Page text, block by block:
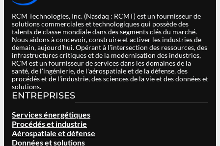
RCM Technologies, Inc. (Nasdaq : RCMT) est un fournisseur de
solutions commerciales et technologiques qui possède des
talents de classe mondiale dans des segments clés du marché.
Nous aidons à concevoir, construire et activer les industries de
demain, aujourd'hui. Opérant à l'intersection des ressources, des
infrastructures critiques et de la modernisation des industries,
RCM est un fournisseur de services dans les domaines de la
santé, de l'ingénierie, de l'aérospatiale et de la défense, des
procédés et de l'industrie, des sciences de la vie et des données et
solutions.
ENTREPRISES
Services énergétiques
Procédés et industrie
Aérospatiale et défense
Données et solutions